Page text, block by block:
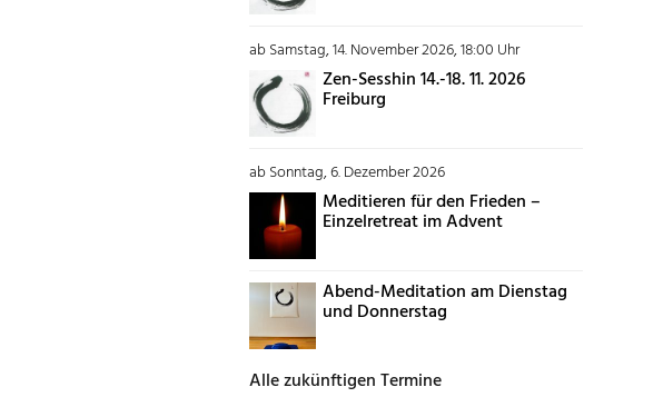
ab Samstag, 14. November 2026, 18:00 Uhr
Zen-Sesshin 14.-18. 11. 2026
Freiburg
ab Sonntag, 6. Dezember 2026
Meditieren für den Frieden –
Einzelretreat im Advent
Abend-Meditation am Dienstag
und Donnerstag
Alle zukünftigen Termine